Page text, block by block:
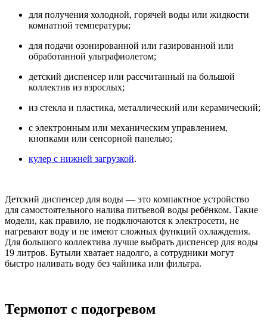
для получения холодной, горячей воды или жидкости
комнатной температуры;
для подачи озонированной или газированной или
обработанной ультрафиолетом;
детский диспенсер или рассчитанный на большой
коллектив из взрослых;
из стекла и пластика, металлический или керамический;
с электронным или механическим управлением,
кнопками или сенсорной панелью;
кулер с нижней загрузкой.
Детский диспенсер для воды — это компактное устройство
для самостоятельного налива питьевой воды ребёнком. Такие
модели, как правило, не подключаются к электросети, не
нагревают воду и не имеют сложных функций охлаждения.
Для большого коллектива лучше выбрать диспенсер для воды
19 литров. Бутыли хватает надолго, а сотрудники могут
быстро наливать воду без чайника или фильтра.
Термопот с подогревом